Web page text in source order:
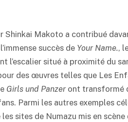
Shinkai Makoto a contribué
succès de Your Name.,
l’escalier situé à proximité du
des œuvres telles que Les
Girls und Panzeront transformé
Parmi les autres exemples
les sites de Numazu mis en scène